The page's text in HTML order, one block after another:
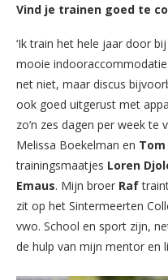
Vind je trainen goed te
‘Ik train het hele jaar door
mooie
net niet, maar discus
ook goed uitgerust met
zo’n zes dagen per week
Melissa Boekelman en
trainingsmaatjes Loren
Emaus. Mijn broer Raf
zit op het Sintermeerten
vwo. School en sport zijn,
de hulp van mijn mentor en